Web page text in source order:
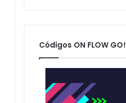
Códigos ON FLOW GO!